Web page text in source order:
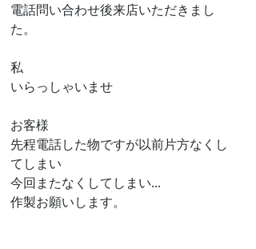
電話問い合わせ後来店いただきまし
た。
私
いらっしゃいませ
お客様
先程電話した物ですが以前片方なくし
てしまい
今回またなくしてしまい...
作製お願いします。